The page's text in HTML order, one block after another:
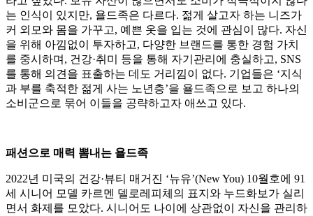
는 인식이 있지만, 욜드족은 다르다. 젊게 살고자 하는 니즈가
커 외모와 몸을 가꾸고, 예쁜 옷을 입는 것에 관심이 많다. 자신
을 위해 아낌없이 투자하고, 다양한 브랜드를 통한 경험 가치
를 중시하며, 건강·취미 등을 통해 자기관리에 충실하고, SNS
를 통해 의견을 표출하는 데도 거리낌이 없다. 기업들은 ‘지식
과 부를 축적한 젊게 사는 노년층’을 욜드족으로 보고 하나의
소비군으로 묶어 이들을 공략하고자 애쓰고 있다.
패션으로 매력 뽐내는 욜드족
2022년 미국의 건강·뷰티 매거진 ‘뉴유’(New You) 10월호에 91
세 시니어 모델 카르멘 델로레피체의 표지와 누드화보가 실리
면서 화제를 모았다. 시니어도 나이에 상관없이 자신을 관리하